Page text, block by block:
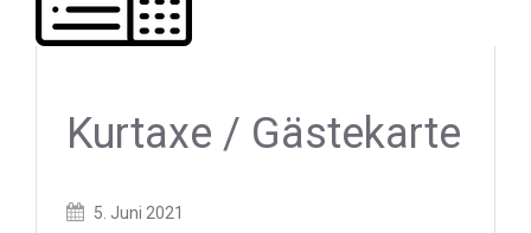
Kurtaxe / Gästekarte
Posted5. Juni 2021